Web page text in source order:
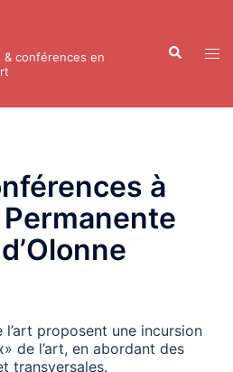
& conférences en
à
Permanente
l’art proposent une incursion
de l’art, en abordant des
transversales.